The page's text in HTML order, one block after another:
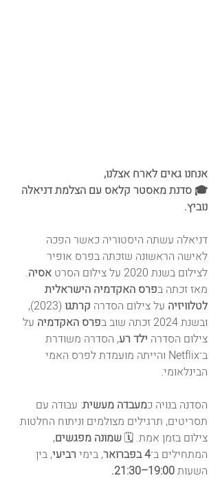
אנחנו גאים לארח אצלנו,
🎓 סדנת מאסטר קלאס עם הצלמת דניאלה
נוביץ.
דניאלה עשתה היסטוריה כאשר הפכה
לאישה הראשונה שזכתה בפרס אופיר
לצילום בשנת 2020 על צילום הסרט
אסיה.
מאז זכתה בפרס האקדמיה הישראלית
לטלוויזיה על צילום הסדרה קרתגו
(2023),
ובשנת 2024 זכתה שוב ב
פרס האקדמיה על
צילום הסדרה ילד רע, הסדרה משודרת
ב־Netflix והייתה מועמדת לפרס האמי
הבינלאומי.
הסדנה בנויה כמעבדה מעשית: עבודה עם
תסריטים, תרגילים מצולמים וניתוח החלטות
צילום בזמן אמת. 🗓️ שמונה מפגשים,
המתחילים ב־4 בפברואר , בימי רביעי, בין
השעות 19:00–21:30.